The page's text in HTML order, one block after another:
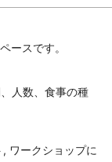
ースです。
人数、食事の種
ワークショップに